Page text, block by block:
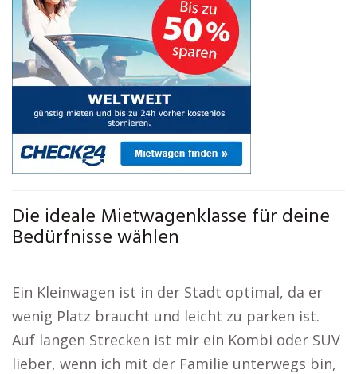
Die ideale Mietwagenklasse für deine
Bedürfnisse wählen
Ein Kleinwagen ist in der Stadt optimal, da er
wenig Platz braucht und leicht zu parken ist.
Auf langen Strecken ist mir ein Kombi oder SUV
lieber, wenn ich mit der Familie unterwegs bin,